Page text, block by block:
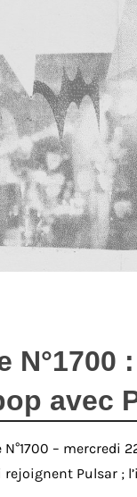
avec
– mercredi
Pulsar ;